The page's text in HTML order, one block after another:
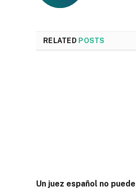
RELATED POSTS
Un juez español no